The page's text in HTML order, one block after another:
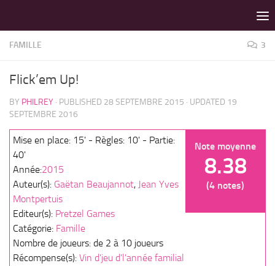
FAMILLE 3
Flick’em Up!
BY PHILREY · PUBLISHED 28 SEPTEMBRE 2015 · UPDATED 19
SEPTEMBRE 2016
Note moyenne
8.38
(4 notes)
Mise en place: 15' - Règles: 10' - Partie:
40'
Année:2015
Auteur(s): Gaëtan Beaujannot, Jean Yves
Montpertuis
Editeur(s): Pretzel Games
Catégorie: Famille
Nombre de joueurs: de 2 à 10 joueurs
Récompense(s): Vin d'jeu d'l'année familial